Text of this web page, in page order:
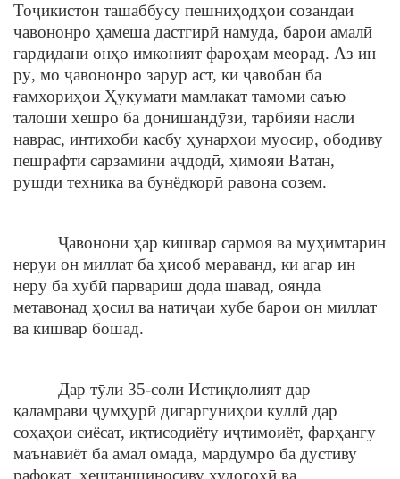
Тоҷикистон ташаббусу пешниҳодҳои созандаи
ҷавононро ҳамеша дастгирӣ намуда, барои амалӣ
гардидани онҳо имконият фароҳам меорад. Аз ин
рӯ, мо ҷавононро зарур аст, ки ҷавобан ба
ғамхориҳои Ҳукумати мамлакат тамоми саъю
талоши хешро ба донишандӯзӣ, тарбияи насли
наврас, интихоби касбу ҳунарҳои муосир, ободиву
пешрафти сарзамини аҷдодӣ, ҳимояи Ватан,
рушди техника ва бунёдкорӣ равона созем.
Ҷавонони ҳар кишвар сармоя ва муҳимтарин
неруи он миллат ба ҳисоб мераванд, ки агар ин
неру ба хубӣ парвариш дода шавад, оянда
метавонад ҳосил ва натиҷаи хубе барои он миллат
ва кишвар бошад.
Дар тӯли 35-соли Истиқлолият дар
қаламрави ҷумҳурӣ дигаргуниҳои куллӣ дар
соҳаҳои сиёсат, иқтисодиёту иҷтимоиёт, фарҳангу
маънавиёт ба амал омада, мардумро ба дӯстиву
рафоқат, хештаншиносиву худогоҳӣ ва